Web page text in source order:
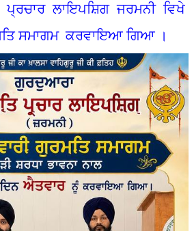
ਲਾਇਪਸ਼ਿਗ ਜਰਮਨੀ ਵਿਖੇ
ਸਮਾਗਮ ਕਰਵਾਇਆ ਗਿਆ ।